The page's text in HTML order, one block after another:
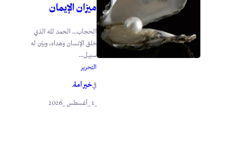
ميزان الإيمان
الحجاب… الحمد لله الذي
خلق الإنسان وهداه، وبيّن له
سبيل...
التحرير
فيخير أمة.
_1 _أغسطس _2026